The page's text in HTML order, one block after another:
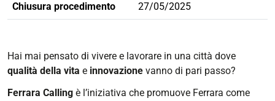
Chiusura procedimento 27/05/2025
Hai mai pensato di vivere e lavorare in una città dove
qualità della vita e innovazione vanno di pari passo?
Ferrara Calling è l’iniziativa che promuove Ferrara come